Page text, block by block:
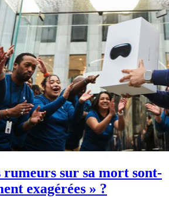
sur sa mort sont-
exagérées » ?